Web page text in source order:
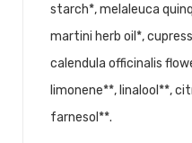
starch*, melaleuca
martini herb oil*,
calendula officinalis
limonene**, linalool**,
farnesol**.